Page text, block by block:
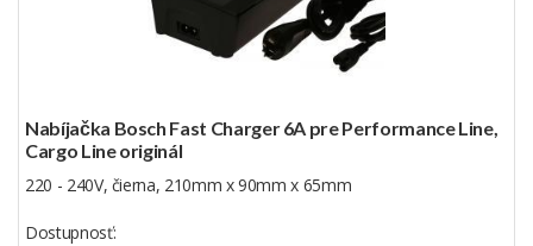
Nabíjačka Bosch Fast Charger 6A pre Performance Line,
Cargo Line originál
220 - 240V, čierna, 210mm x 90mm x 65mm
Dostupnosť: